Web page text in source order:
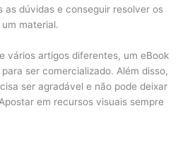
as dúvidas e conseguir resolver os
material.
vários artigos diferentes, um eBook
ser comercializado. Além disso,
ser agradável e não pode deixar
em recursos visuais sempre